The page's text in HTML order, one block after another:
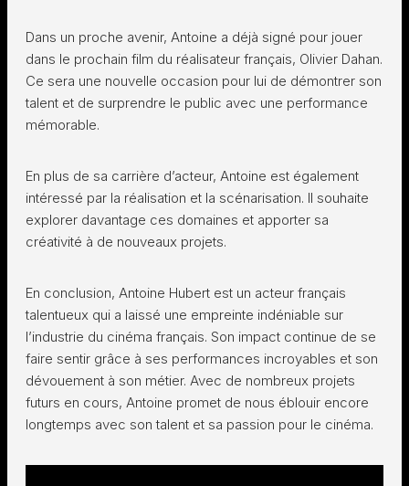
Dans un proche avenir, Antoine a déjà signé pour jouer
dans le prochain film du réalisateur français, Olivier Dahan.
Ce sera une nouvelle occasion pour lui de démontrer son
talent et de surprendre le public avec une performance
mémorable.
En plus de sa carrière d’acteur, Antoine est également
intéressé par la réalisation et la scénarisation. Il souhaite
explorer davantage ces domaines et apporter sa
créativité à de nouveaux projets.
En conclusion, Antoine Hubert est un acteur français
talentueux qui a laissé une empreinte indéniable sur
l’industrie du cinéma français. Son impact continue de se
faire sentir grâce à ses performances incroyables et son
dévouement à son métier. Avec de nombreux projets
futurs en cours, Antoine promet de nous éblouir encore
longtemps avec son talent et sa passion pour le cinéma.